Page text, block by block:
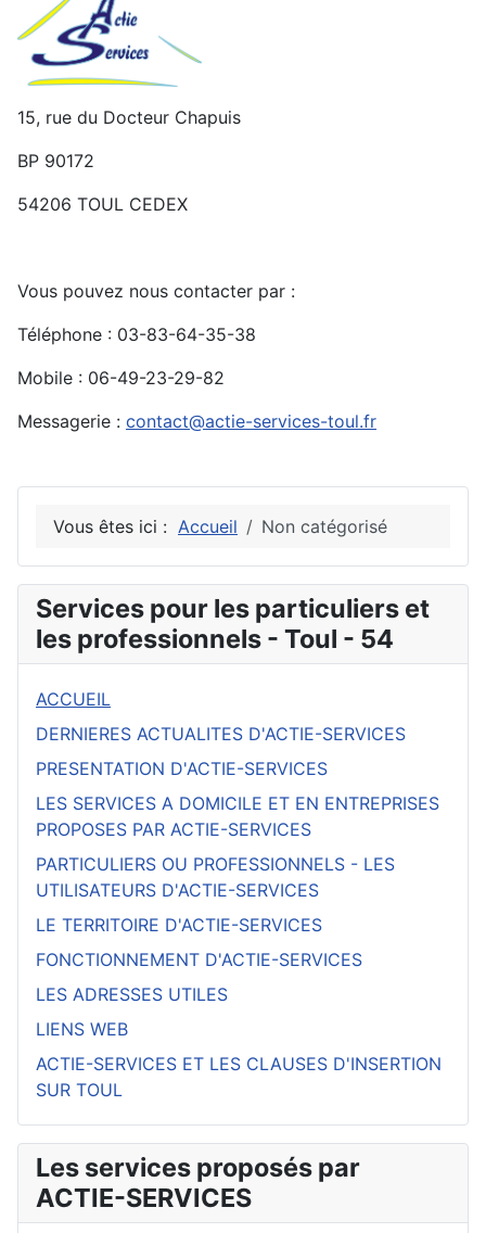
Services pour les particuliers et
les professionnels - Toul - 54
ACCUEIL
DERNIERES ACTUALITES D'ACTIE-SERVICES
PRESENTATION D'ACTIE-SERVICES
LES SERVICES A DOMICILE ET EN ENTREPRISES
PROPOSES PAR ACTIE-SERVICES
PARTICULIERS OU PROFESSIONNELS - LES
UTILISATEURS D'ACTIE-SERVICES
LE TERRITOIRE D'ACTIE-SERVICES
FONCTIONNEMENT D'ACTIE-SERVICES
LES ADRESSES UTILES
LIENS WEB
ACTIE-SERVICES ET LES CLAUSES D'INSERTION
SUR TOUL
Les services proposés par
ACTIE-SERVICES
15, rue du Docteur Chapuis
BP 90172
54206 TOUL CEDEX
Vous pouvez nous contacter par :
Téléphone : 03-83-64-35-38
Mobile : 06-49-23-29-82
Messagerie : contact@actie-services-toul.fr
Vous êtes ici : Accueil Non catégorisé